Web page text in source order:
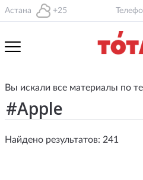
Астана +25
Вы искали все материалы по
Найдено результатов: 241